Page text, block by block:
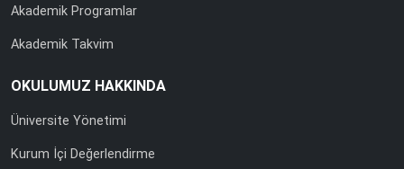
Akademik Programlar
Akademik Takvim
OKULUMUZ HAKKINDA
Üniversite Yönetimi
Kurum İçi Değerlendirme